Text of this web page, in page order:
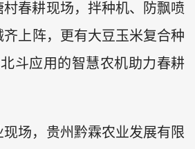
村春耕现场，拌种机、防飘喷
上阵，更有大豆玉米复合种
斗应用的智慧农机助力春耕
现场，贵州黔霖农业发展有限